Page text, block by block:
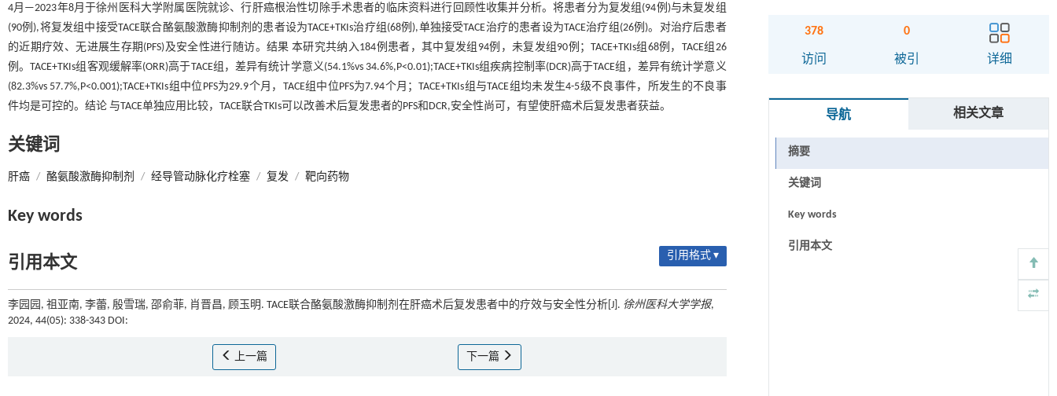
4月—2023年8月于徐州医科大学附属医院就诊、行肝癌根治性切除手术患者的临床资料进行回顾性收集并分析。将患者分为复发组(94例)与未复发组
(90例),将复发组中接受TACE联合酪氨酸激酶抑制剂的患者设为TACE+TKIs治疗组(68例),单独接受TACE治疗的患者设为TACE治疗组(26例)。对治疗后患者
的近期疗效、无进展生存期(PFS)及安全性进行随访。结果 本研究共纳入184例患者，其中复发组94例，未复发组90例；TACE+TKIs组68例，TACE组26
例。TACE+TKIs组客观缓解率(ORR)高于TACE组，差异有统计学意义(54.1%vs 34.6%,P<0.01);TACE+TKIs组疾病控制率(DCR)高于TACE组，差异有统计学意义
(82.3%vs 57.7%,P<0.001);TACE+TKIs组中位PFS为29.9个月，TACE组中位PFS为7.94个月；TACE+TKIs组与TACE组均未发生4-5级不良事件，所发生的不良事
件均是可控的。结论 与TACE单独应用比较，TACE联合TKIs可以改善术后复发患者的PFS和DCR,安全性尚可，有望使肝癌术后复发患者获益。
关键词
肝癌 / 酪氨酸激酶抑制剂 / 经导管动脉化疗栓塞 / 复发 / 靶向药物
Key words
引用本文 引用格式 ▾
李园园, 祖亚南, 李蕾, 殷雪瑞, 邵俞菲, 肖晋昌, 顾玉明. TACE联合酪氨酸激酶抑制剂在肝癌术后复发患者中的疗效与安全性分析[J]. 徐州医科大学学报,
2024, 44(05): 338-343 DOI:
上一篇 下一篇
378
访问
0
被引 详细
导航 相关文章
摘要
关键词
Key words
引用本文